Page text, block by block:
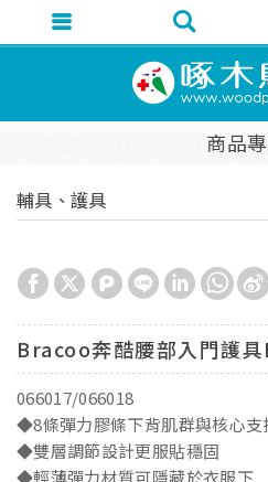
商品
輔具、護具
Bracoo奔酷腰部入門護
066017/066018
◆8條彈力膠條下背肌群與核心支
◆雙層調節設計更服貼穩固
◆輕薄彈力材質可隱藏於衣服下